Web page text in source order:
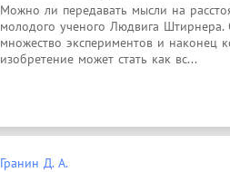
Можно ли передавать мысли на
молодого ученого Людвига Штирнера.
множество экспериментов и наконец
изобретение может стать как вс...
Гранин Д. А.